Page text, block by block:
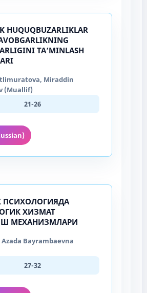
HUQUQBUZARLIKLAR
TA’MINLASH
Miraddin
(Muallif)
21-26
ХИЗМАТ
МЕХАНИЗМЛАРИ
Bayrambaevna
27-32